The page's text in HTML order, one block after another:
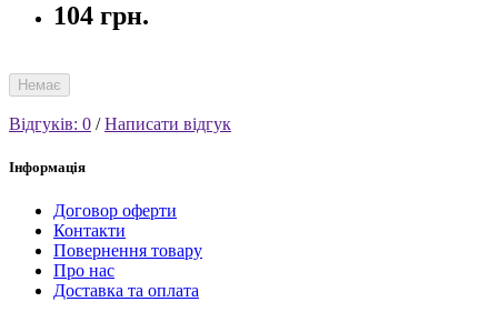
104 грн.
Немає
Відгуків: 0 /Написати відгук
Інформація
Договор оферти
Контакти
Повернення товару
Про нас
Доставка та оплата